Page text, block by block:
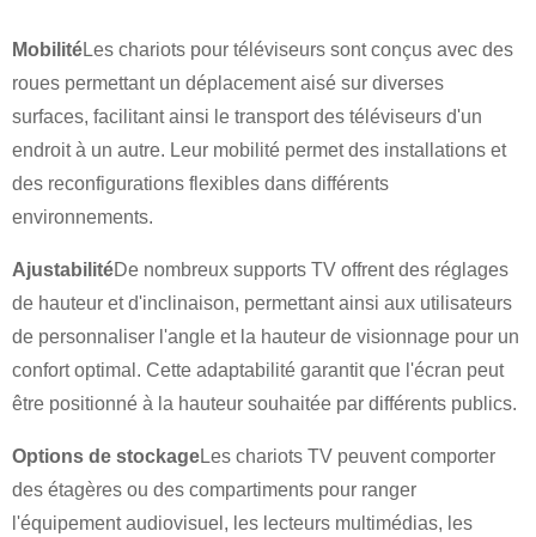
MobilitéLes chariots pour téléviseurs sont conçus avec des
roues permettant un déplacement aisé sur diverses
surfaces, facilitant ainsi le transport des téléviseurs d'un
endroit à un autre. Leur mobilité permet des installations et
des reconfigurations flexibles dans différents
environnements.
AjustabilitéDe nombreux supports TV offrent des réglages
de hauteur et d'inclinaison, permettant ainsi aux utilisateurs
de personnaliser l'angle et la hauteur de visionnage pour un
confort optimal. Cette adaptabilité garantit que l'écran peut
être positionné à la hauteur souhaitée par différents publics.
Options de stockageLes chariots TV peuvent comporter
des étagères ou des compartiments pour ranger
l'équipement audiovisuel, les lecteurs multimédias, les
×
SOUMETTRE UNE DEMANDE